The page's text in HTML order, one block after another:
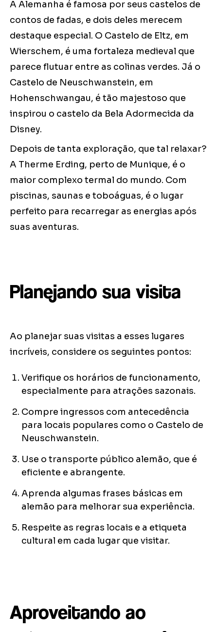
A Alemanha é famosa por seus castelos de
contos de fadas, e dois deles merecem
destaque especial. O Castelo de Eltz, em
Wierschem, é uma fortaleza medieval que
parece flutuar entre as colinas verdes. Já o
Castelo de Neuschwanstein, em
Hohenschwangau, é tão majestoso que
inspirou o castelo da Bela Adormecida da
Disney.
Depois de tanta exploração, que tal relaxar?
A Therme Erding, perto de Munique, é o
maior complexo termal do mundo. Com
piscinas, saunas e toboáguas, é o lugar
perfeito para recarregar as energias após
suas aventuras.
Planejando sua visita
Ao planejar suas visitas a esses lugares
incríveis, considere os seguintes pontos:
Verifique os horários de funcionamento,
especialmente para atrações sazonais.
Compre ingressos com antecedência
para locais populares como o Castelo de
Neuschwanstein.
Use o transporte público alemão, que é
eficiente e abrangente.
Aprenda algumas frases básicas em
alemão para melhorar sua experiência.
Respeite as regras locais e a etiqueta
cultural em cada lugar que visitar.
Aproveitando ao